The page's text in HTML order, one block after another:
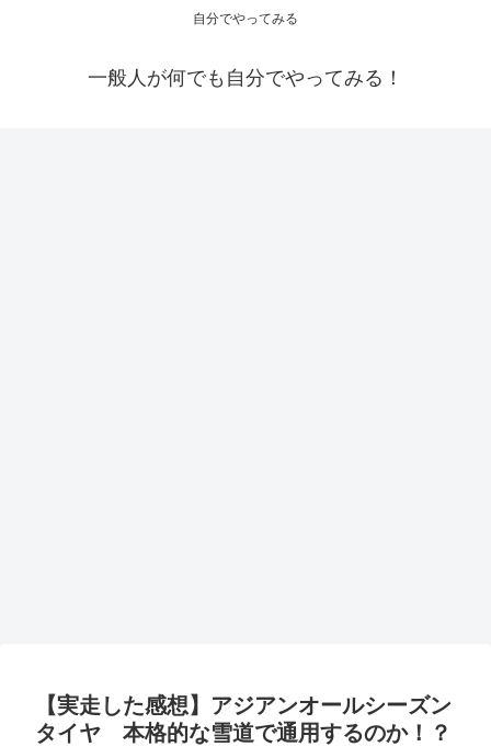
自分でやってみる
一般人が何でも自分でやってみる！
【実走した感想】アジアンオールシーズン
タイヤ 本格的な雪道で通用するのか！？